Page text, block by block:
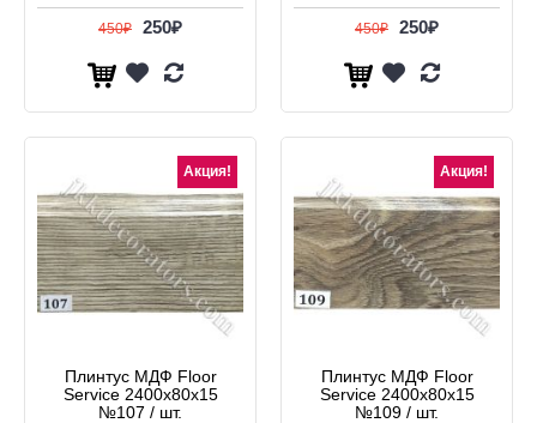
450₽ 250₽ 450₽ 250₽
Акция!
Плинтус МДФ Floor
Service 2400x80x15
№107 / шт.
Акция!
Плинтус МДФ Floor
Service 2400x80x15
№109 / шт.